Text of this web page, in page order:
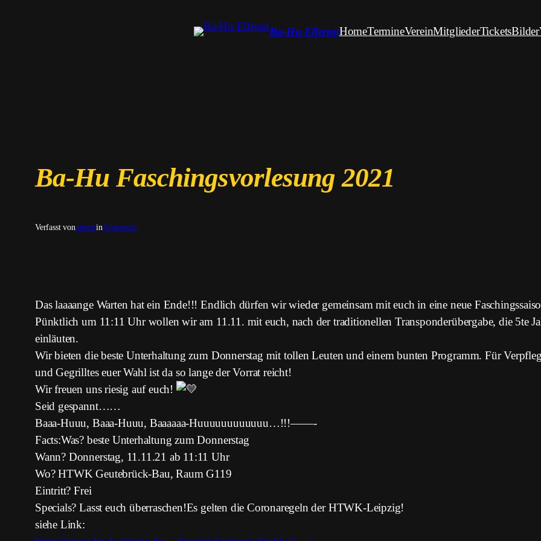
Ba-Hu ElferratHomeTermineVereinMitgliederTicketsBilder
Ba-Hu Faschingsvorlesung 2021
Verfasst vonadmininAllgemein
Das laaaange Warten hat ein Ende!!! Endlich dürfen wir wieder gemeinsam mit euch in eine neue
Pünktlich um 11:11 Uhr wollen wir am 11.11. mit euch, nach der traditionellen Transponderübergabe, die 5te
einläuten.
Wir bieten die beste Unterhaltung zum Donnerstag mit tollen Leuten und einem bunten Programm. Für
und Gegrilltes euer Wahl ist da so lange der Vorrat reicht!
Wir freuen uns riesig auf euch!
Seid gespannt……
Baaa-Huuu, Baaa-Huuu, Baaaaaa-Huuuuuuuuuuuu…!!!——-
Facts:Was? beste Unterhaltung zum Donnerstag
Wann? Donnerstag, 11.11.21 ab 11:11 Uhr
Wo? HTWK Geutebrück-Bau, Raum G119
Eintritt? Frei
Specials? Lasst euch überraschen!Es gelten die Coronaregeln der HTWK-Leipzig!
siehe Link: